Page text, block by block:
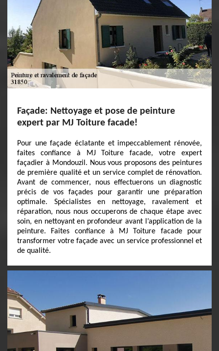
Façade: Nettoyage et pose de peinture
expert par MJ Toiture facade!
Pour une façade éclatante et impeccablement rénovée,
faites confiance à MJ Toiture facade, votre expert
façadier à Mondouzil. Nous vous proposons des peintures
de première qualité et un service complet de rénovation.
Avant de commencer, nous effectuerons un diagnostic
précis de vos façades pour garantir une préparation
optimale. Spécialistes en nettoyage, ravalement et
réparation, nous nous occuperons de chaque étape avec
soin, en nettoyant en profondeur avant l’application de la
peinture. Faites confiance à MJ Toiture facade pour
transformer votre façade avec un service professionnel et
de qualité.